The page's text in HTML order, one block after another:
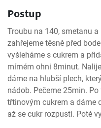
Postup
Troubu na 140, smetanu
zahřejeme těsně před
vyšleháme s cukrem a
mírném ohni 8minut.
dáme na hlubší plech,
nádob. Pečeme 25min.
třtinovým cukrem a dáme
až se cukr rozpustí. Poté